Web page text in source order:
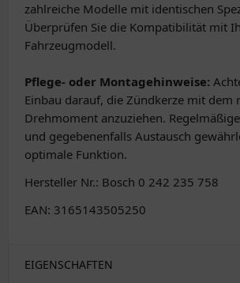
zahlreiche Modelle mit identischen
Überprüfen Sie die Kompatibilität mit
Fahrzeugmodell.
Pflege- oder Montagehinweise:
Einbau darauf, die Zündkerze mit dem
Drehmoment anzuziehen.
und gegebenenfalls Austausch
optimale Funktion.
Hersteller Nr.: Bosch 0 242 235 758
EAN: 3165143505250
EIGENSCHAFTEN